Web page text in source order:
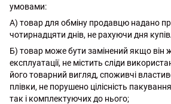
умовами:
А) товар для обміну продавцю надано
чотирнадцяти днів, не рахуючи дня
Б) товар може бути замінений якщо він
експлуатації, не містить сліди
його товарний вигляд, споживчі
плівки, не порушено цілісність
так і комплектуючих до нього;